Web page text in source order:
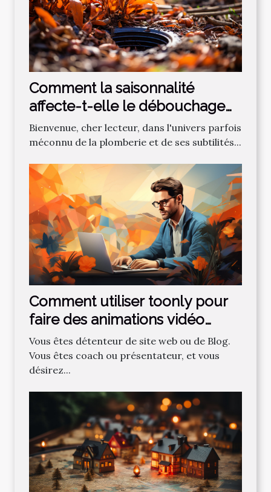
Comment la saisonnalité
affecte-t-elle le débouchage
des canalisations?
Bienvenue, cher lecteur, dans l'univers parfois
méconnu de la plomberie et de ses subtilités...
Comment utiliser toonly pour
faire des animations vidéo
professionnelles ?
Vous êtes détenteur de site web ou de Blog.
Vous êtes coach ou présentateur, et vous
désirez...